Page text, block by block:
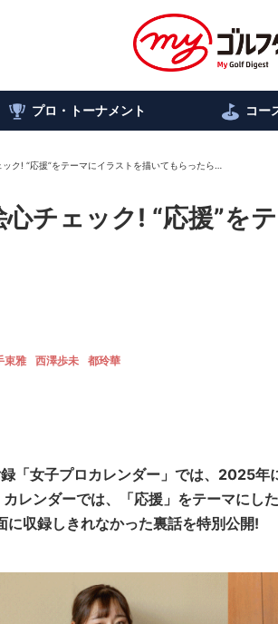
プロ・トーナメント コー
ク! “応援”をテーマにイラストを描いてもらったら…
チェック! “応援”を
束雅 西澤歩未 都玲華
「女子プロカレンダー」では、2025年
レンダーでは、「応援」をテーマにし
収録しきれなかった裏話を特別公開!